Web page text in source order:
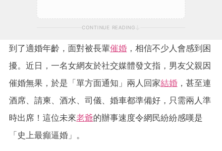
CONTINUE READING
到了適婚年齡，面對被長輩催婚 ，相信不少人會感到困
擾。近日，一名女網友於社交媒體發文指，男友父親因
催婚無果，於是「單方面通知」兩人回家結婚 ，甚至連
酒席、請柬、酒水、司儀、婚車都準備好，只需兩人準
時出席！這位未來老爺的辦事速度令網民紛紛感嘆是
「史上最癲逼婚」。